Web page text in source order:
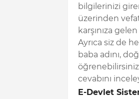
bilgilerinizi
üzerinden
karşınıza
Ayrıca siz de
baba adını,
cevabını
E-Devlet